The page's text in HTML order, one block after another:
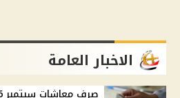
الاخبار العامة